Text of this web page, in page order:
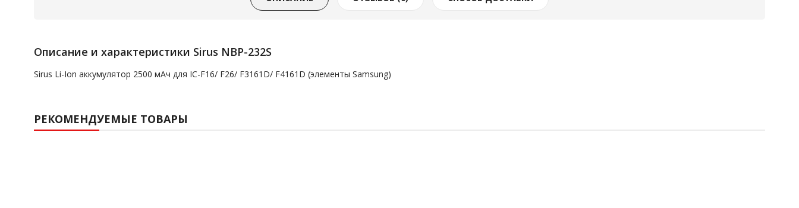
Описание и характеристики Sirus NBP-232S
Sirus Li-Ion аккумулятор 2500 мАч для IC-F16/ F26/ F3161D/ F4161D (элементы Samsung)
РЕКОМЕНДУЕМЫЕ ТОВАРЫ